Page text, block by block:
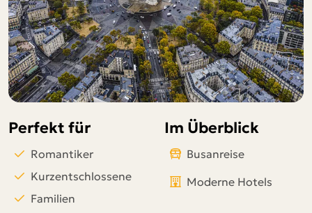
Perfekt für
Romantiker
Kurzentschlossene
Familien
Im Überblick
Busanreise
Moderne Hotels
Telegram
per E-Mail senden